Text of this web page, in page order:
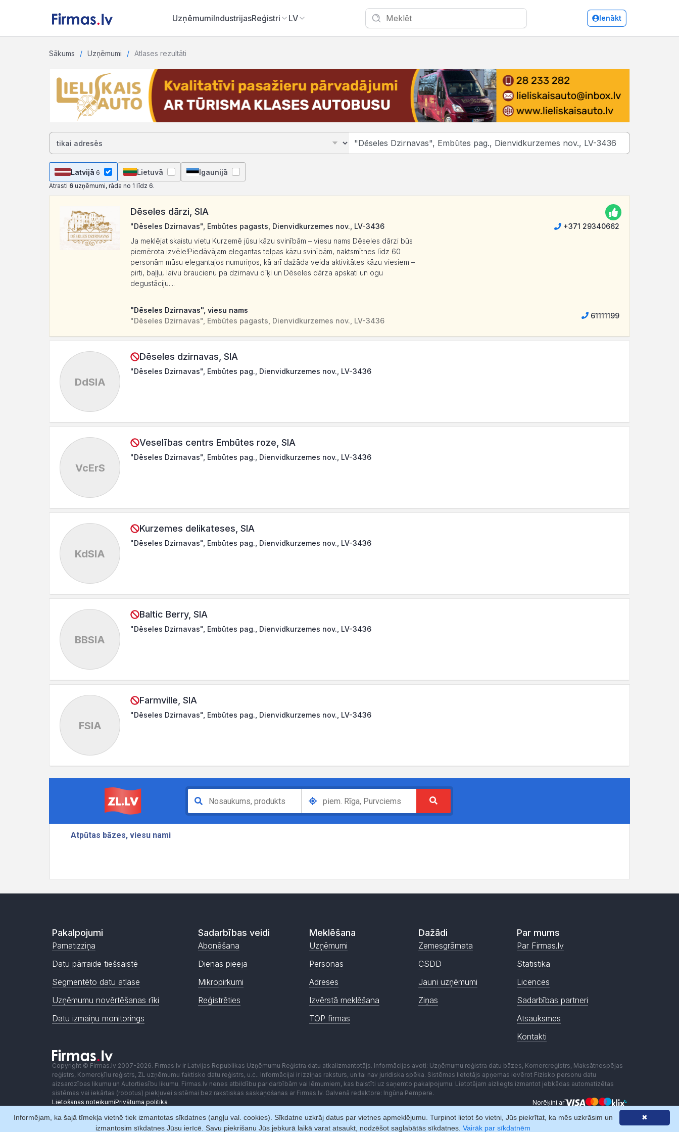
UzņēmumiIndustrijasReģistri LV Ienākt
Sākums Uzņēmumi Atlases rezultāti
Latvijā 6 Lietuvā Igaunijā
Atrasti 6 uzņēmumi, rāda no 1 līdz 6.
Dēseles dārzi, SIA
"Dēseles Dzirnavas", Embūtes pagasts, Dienvidkurzemes nov., LV-3436
+371 29340662
Ja meklējat skaistu vietu Kurzemē jūsu kāzu svinībām – viesu nams Dēseles dārzi būs
piemērota izvēle!Piedāvājam elegantas telpas kāzu svinībām, naktsmītnes līdz 60
personām mūsu elegantajos numuriņos, kā arī dažāda veida aktivitātes kāzu viesiem –
pirti, baļļu, laivu braucienu pa dzirnavu dīķi un Dēseles dārza apskati un ogu
degustāciju....
"Dēseles Dzirnavas", viesu nams
"Dēseles Dzirnavas", Embūtes pagasts, Dienvidkurzemes nov., LV-3436
61111199
DdSIA
Dēseles dzirnavas, SIA
"Dēseles Dzirnavas", Embūtes pag., Dienvidkurzemes nov., LV-3436
VcErS
Veselības centrs Embūtes roze, SIA
"Dēseles Dzirnavas", Embūtes pag., Dienvidkurzemes nov., LV-3436
KdSIA
Kurzemes delikateses, SIA
"Dēseles Dzirnavas", Embūtes pag., Dienvidkurzemes nov., LV-3436
BBSIA
Baltic Berry, SIA
"Dēseles Dzirnavas", Embūtes pag., Dienvidkurzemes nov., LV-3436
FSIA
Farmville, SIA
"Dēseles Dzirnavas", Embūtes pag., Dienvidkurzemes nov., LV-3436
Pakalpojumi
Pamatizziņa
Datu pārraide tiešsaistē
Segmentēto datu atlase
Uzņēmumu novērtēšanas rīki
Datu izmaiņu monitorings
Sadarbības veidi
Abonēšana
Dienas pieeja
Mikropirkumi
Reģistrēties
Meklēšana
Uzņēmumi
Personas
Adreses
Izvērstā meklēšana
TOP firmas
Dažādi
Zemesgrāmata
CSDD
Jauni uzņēmumi
Ziņas
Par mums
Par Firmas.lv
Statistika
Licences
Sadarbības partneri
Atsauksmes
Kontakti
Copyright © Firmas.lv 2007-2026. Firmas.lv ir Latvijas Republikas Uzņēmumu Reģistra datu atkalizmantotājs. Informācijas avoti: Uzņēmumu reģistra datu bāzes, Komercreģistrs, Maksātnespējas
reģistrs, Komercķīlu reģistrs, ZL uzņēmumu faktisko datu reģistrs, u.c.. Informācijai ir izziņas raksturs, un tai nav juridiska spēka. Sistēmas lietotājs apņemas ievērot Fizisko personu datu
aizsardzības likumu un Autortiesību likumu. Firmas.lv nenes atbildību par darbībām vai lēmumiem, kas balstīti uz saņemto pakalpojumu. Lietotājam aizliegts izmantot jebkādas automatizētas
sistēmas vai iekārtas (robotus) piekļuvei sistēmai bez rakstiskas saskaņošanas ar Firmas.lv. Galvenā redaktore: Ingūna Pempere.
Lietošanas noteikumiPrivātuma politika Norēķini ar
✖
Informējam, ka šajā tīmekļa vietnē tiek izmantotas sīkdatnes (angļu val. cookies). Sīkdatne uzkrāj datus par vietnes apmeklējumu. Turpinot lietot šo vietni, Jūs piekrītat, ka mēs uzkrāsim un
izmantosim sīkdatnes Jūsu ierīcē. Savu piekrišanu Jūs jebkurā laikā varat atsaukt, nodzēšot saglabātās sīkdatnes. Vairāk par sīkdatnēm